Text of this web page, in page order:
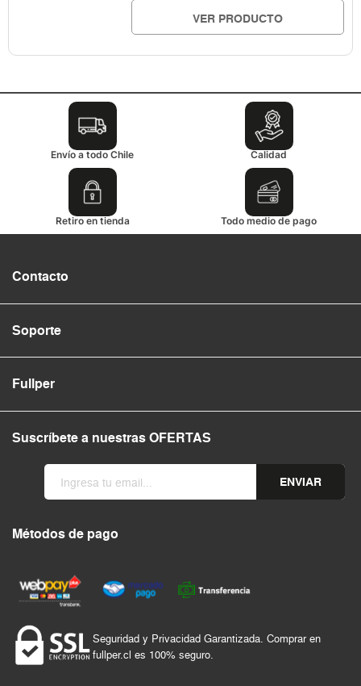
VER PRODUCTO
Envío a todo Chile Calidad
Retiro en tienda Todo medio de pago
Contacto
Soporte
Fullper
Suscríbete a nuestras OFERTAS
ENVIAR
Métodos de pago
Seguridad y Privacidad Garantizada. Comprar en
fullper.cl es 100% seguro.